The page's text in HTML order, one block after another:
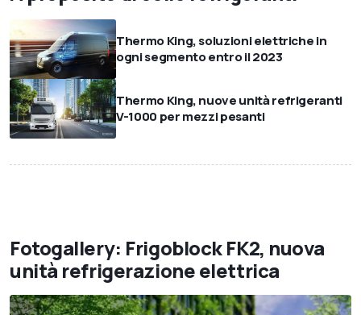
Thermo King, soluzioni elettriche in
ogni segmento entro il 2023
Thermo King, nuove unità refrigeranti
V-1000 per mezzi pesanti
Fotogallery: Frigoblock FK2, nuova
unità refrigerazione elettrica